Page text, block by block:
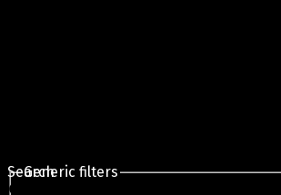
Search
Generic filters